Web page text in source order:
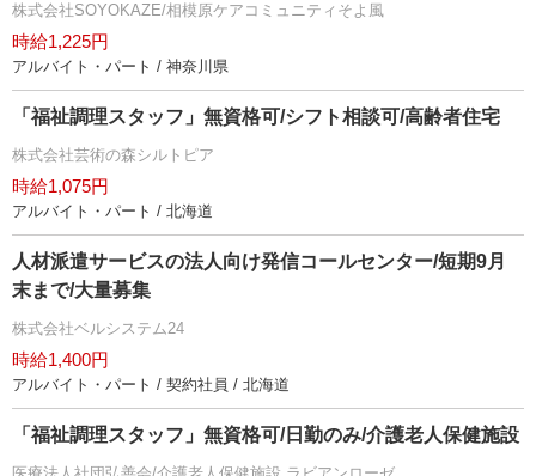
株式会社SOYOKAZE/相模原ケアコミュニティそよ風
時給1,225円
アルバイト・パート / 神奈川県
「福祉調理スタッフ」無資格可/シフト相談可/高齢者住宅
株式会社芸術の森シルトピア
時給1,075円
アルバイト・パート / 北海道
人材派遣サービスの法人向け発信コールセンター/短期9月
末まで/大量募集
株式会社ベルシステム24
時給1,400円
アルバイト・パート / 契約社員 / 北海道
「福祉調理スタッフ」無資格可/日勤のみ/介護老人保健施設